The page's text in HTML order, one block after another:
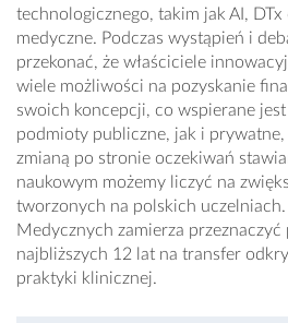
technologicznego, takim jak AI, DTx
medyczne. Podczas wystąpień i
przekonać, że właściciele
wiele możliwości na pozyskanie
swoich koncepcji, co wspierane
podmioty publiczne, jak i
zmianą po stronie oczekiwań
naukowym możemy liczyć na
tworzonych na polskich uczelniach.
Medycznych zamierza przeznaczyć
najbliższych 12 lat na transfer
praktyki klinicznej.